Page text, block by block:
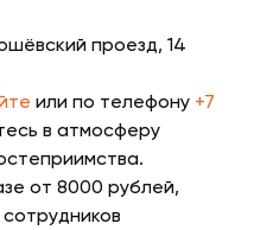
проезд, 14
или по телефону +7
в атмосферу
от 8000 рублей,